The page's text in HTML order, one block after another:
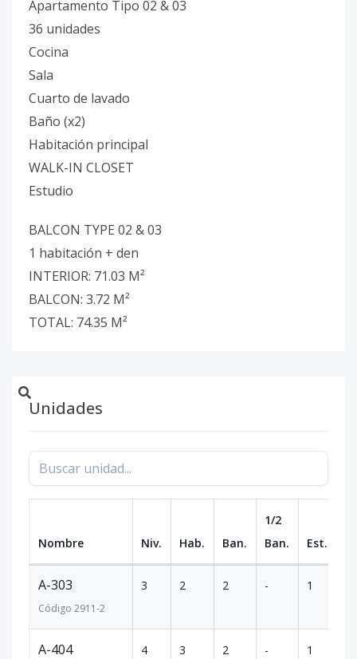
Apartamento Tipo 02 & 03
36 unidades
Cocina
Sala
Cuarto de lavado
Baño (x2)
Habitación principal
WALK-IN CLOSET
Estudio
BALCON TYPE 02 & 03
1 habitación + den
INTERIOR: 71.03 M²
BALCON: 3.72 M²
TOTAL: 74.35 M²
Unidades
Nombre Niv. Hab. Ban.
1/2
Ban.
Est.
A-303
Código 2911-2
3 2 2 - 1
A-404 4 3 2 - 1